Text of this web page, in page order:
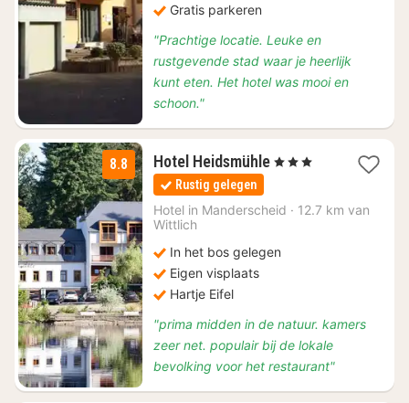
Gratis parkeren
"Prachtige locatie. Leuke en
rustgevende stad waar je heerlijk
kunt eten. Het hotel was mooi en
schoon."
8.8 Hotel Heidsmühle1
€
, 3 Sterren
Rustig gelegen
Hotel in Manderscheid · 12.7 km van
Wittlich
In het bos gelegen
Eigen visplaats
Hartje Eifel
"prima midden in de natuur. kamers
zeer net. populair bij de lokale
bevolking voor het restaurant"